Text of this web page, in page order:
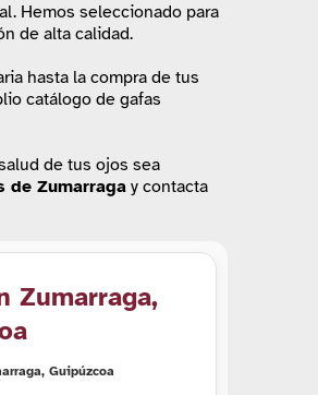
Hemos seleccionado para
de alta calidad.
hasta la compra de tus
catálogo de gafas
de tus ojos sea
de Zumarraga y contacta
Zumarraga,
Guipúzcoa